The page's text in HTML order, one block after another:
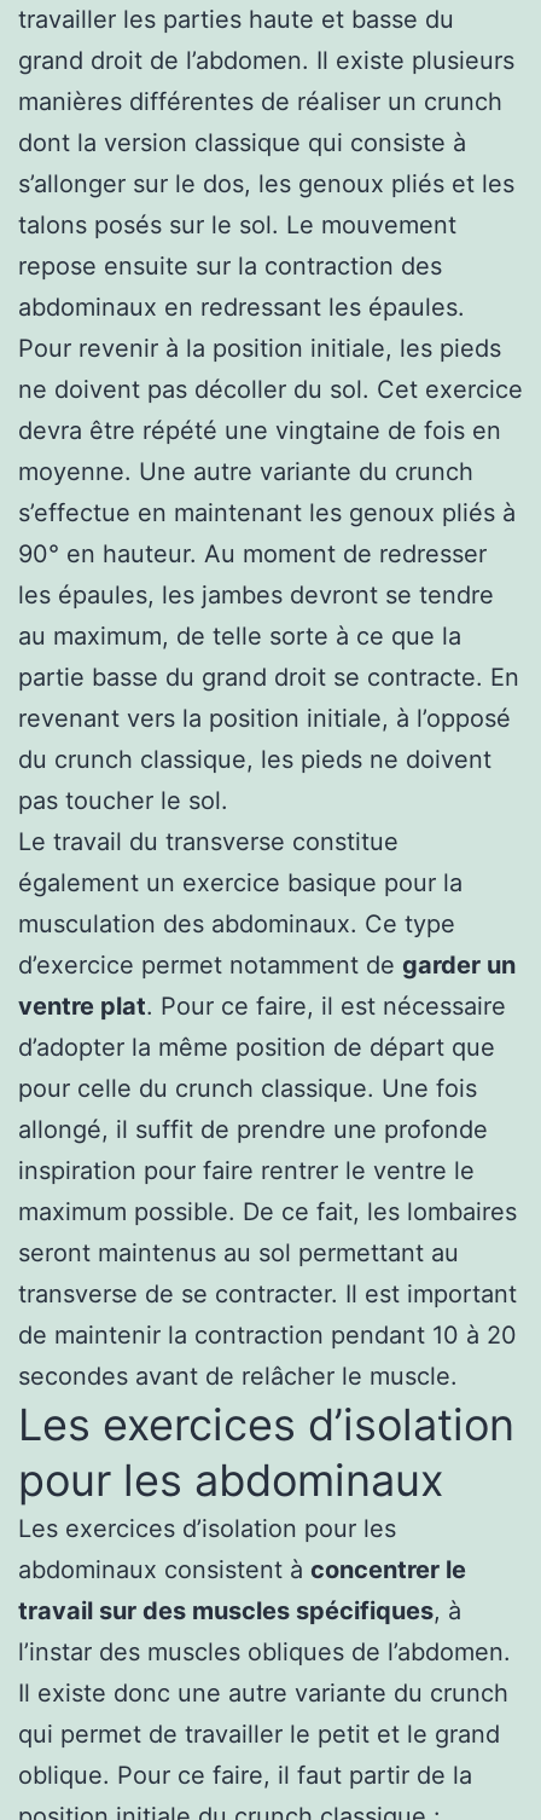
travailler les parties haute et basse du
grand droit de l’abdomen. Il existe plusieurs
manières différentes de réaliser un crunch
dont la version classique qui consiste à
s’allonger sur le dos, les genoux pliés et les
talons posés sur le sol. Le mouvement
repose ensuite sur la contraction des
abdominaux en redressant les épaules.
Pour revenir à la position initiale, les pieds
ne doivent pas décoller du sol. Cet exercice
devra être répété une vingtaine de fois en
moyenne. Une autre variante du crunch
s’effectue en maintenant les genoux pliés à
90° en hauteur. Au moment de redresser
les épaules, les jambes devront se tendre
au maximum, de telle sorte à ce que la
partie basse du grand droit se contracte. En
revenant vers la position initiale, à l’opposé
du crunch classique, les pieds ne doivent
pas toucher le sol.
Le travail du transverse constitue
également un exercice basique pour la
musculation des abdominaux. Ce type
d’exercice permet notamment de garder un
ventre plat. Pour ce faire, il est nécessaire
d’adopter la même position de départ que
pour celle du crunch classique. Une fois
allongé, il suffit de prendre une profonde
inspiration pour faire rentrer le ventre le
maximum possible. De ce fait, les lombaires
seront maintenus au sol permettant au
transverse de se contracter. Il est important
de maintenir la contraction pendant 10 à 20
secondes avant de relâcher le muscle.
Les exercices d’isolation
pour les abdominaux
Les exercices d’isolation pour les
abdominaux consistent à concentrer le
travail sur des muscles spécifiques, à
l’instar des muscles obliques de l’abdomen.
Il existe donc une autre variante du crunch
qui permet de travailler le petit et le grand
oblique. Pour ce faire, il faut partir de la